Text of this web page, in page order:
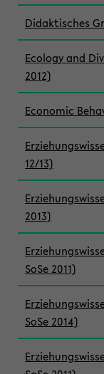
Didaktisches
Ecology and
2012)
Economic
12/13)
2013)
SoSe 2011)
SoSe 2014)